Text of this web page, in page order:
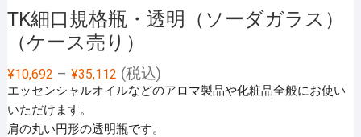
TK細口規格瓶・透明（ソーダガラス）
（ケース売り）
¥10,692 – ¥35,112 (税込)
エッセンシャルオイルなどのアロマ製品や化粧品全般にお使い
いただけます。
肩の丸い円形の透明瓶です。